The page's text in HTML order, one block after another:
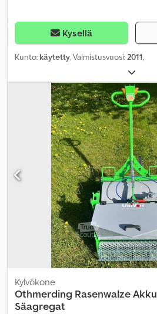
Kysellä
Kunto: käytetty, Valmistusvuosi: 2011,
Kylvökone
Othmerding Rasenwalze Akku
Säagregat